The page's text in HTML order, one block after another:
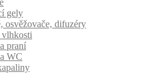
gely
osvěžovače, difuzéry
vlhkosti
praní
WC